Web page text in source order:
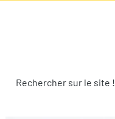
Rechercher sur le site !